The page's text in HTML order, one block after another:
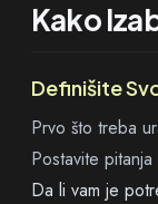
Kako
Definišite
Prvo što treba
Postavite
Da li vam je